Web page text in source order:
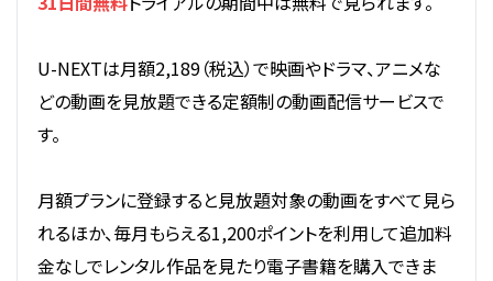
U-NEXTは月額2,189（税込）で映画やドラマ、アニメな
どの動画を見放題できる定額制の動画配信サービスで
す。
月額プランに登録すると見放題対象の動画をすべて見ら
れるほか、毎月もらえる1,200ポイントを利用して追加料
金なしでレンタル作品を見たり電子書籍を購入できま